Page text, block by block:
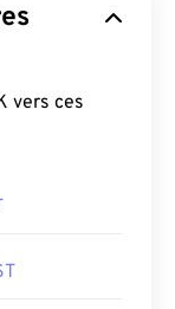
vers ces